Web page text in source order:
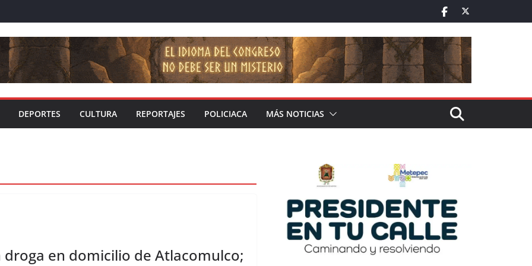
DEPORTES CULTURA REPORTAJES POLICIACA MÁS NOTICIAS
en domicilio de Atlacomulco;